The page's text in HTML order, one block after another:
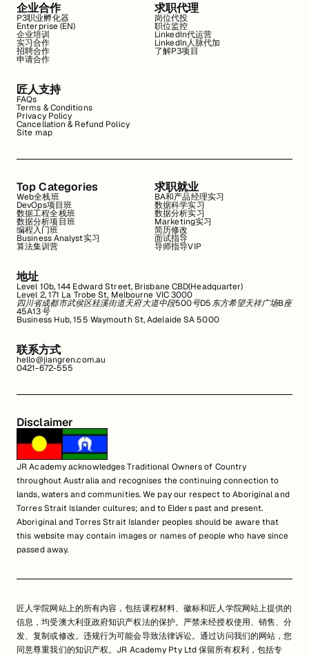
企业合作
P3职业孵化器
Enterprise (EN)
企业培训
实习合作
招聘合作
申请合作
求职代理
岗位代投
职位监控
LinkedIn代运营
LinkedIn人脉代加
了解P3项目
匠人支持
FAQs
Terms & Conditions
Privacy Policy
Cancellation & Refund Policy
Site map
Top Categories
Web全栈班
DevOps项目班
数据工程全栈班
数据分析项目班
编程入门班
Business Analyst实习
算法集训营
求职就业
BA和产品经理实习
数据科学实习
数据分析实习
Marketing实习
简历修改
面试指导
导师指导VIP
地址
Level 10b, 144 Edward Street, Brisbane CBD(Headquarter)
Level 2, 171 La Trobe St, Melbourne VIC 3000
四川省成都市武侯区桂溪街道天府大道中段500号D5东方希望天祥广场B座
45A13号
Business Hub, 155 Waymouth St, Adelaide SA 5000
联系方式
hello@jiangren.com.au
0421-672-555
Disclaimer
JR Academy acknowledges Traditional Owners of Country
throughout Australia and recognises the continuing connection to
lands, waters and communities. We pay our respect to Aboriginal and
Torres Strait Islander cultures; and to Elders past and present.
Aboriginal and Torres Strait Islander peoples should be aware that
this website may contain images or names of people who have since
passed away.
匠人学院网站上的所有内容，包括课程材料、徽标和匠人学院网站上提供的
信息，均受澳大利亚政府知识产权法的保护。严禁未经授权使用、销售、分
发、复制或修改。违规行为可能会导致法律诉讼。通过访问我们的网站，您
同意尊重我们的知识产权。JR Academy Pty Ltd 保留所有权利，包括专